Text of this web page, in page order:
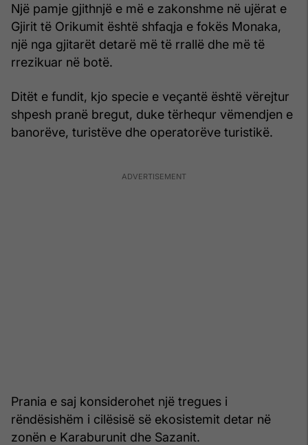
Një pamje gjithnjë e më e zakonshme në ujërat e
Gjirit të Orikumit është shfaqja e fokës Monaka,
një nga gjitarët detarë më të rrallë dhe më të
rrezikuar në botë.
Ditët e fundit, kjo specie e veçantë është vërejtur
shpesh pranë bregut, duke tërhequr vëmendjen e
banorëve, turistëve dhe operatorëve turistikë.
Prania e saj konsiderohet një tregues i
rëndësishëm i cilësisë së ekosistemit detar në
zonën e Karaburunit dhe Sazanit.